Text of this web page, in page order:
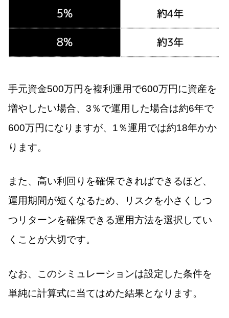
手元資金500万円を複利運用で600万円に資産を
増やしたい場合、3％で運用した場合は約6年で
600万円になりますが、1％運用では約18年かか
ります。
また、高い利回りを確保できればできるほど、
運用期間が短くなるため、リスクを小さくしつ
つリターンを確保できる運用方法を選択してい
くことが大切です。
なお、このシミュレーションは設定した条件を
単純に計算式に当てはめた結果となります。